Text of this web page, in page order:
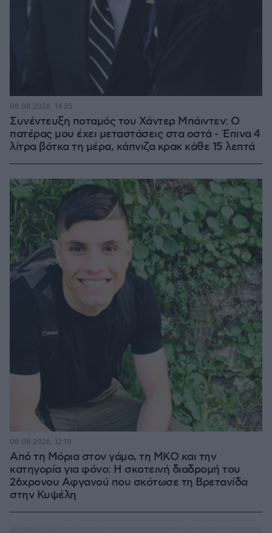
Συνέντευξη ποταμός του Χάντερ Μπάιντεν: Ο
πατέρας μου έχει μεταστάσεις στα οστά - Έπινα 4
λίτρα βότκα τη μέρα, κάπνιζα κρακ κάθε 15 λεπτά
08.08.2026, 14:25
Από τη Μόρια στον γάμο, τη ΜΚΟ και την
κατηγορία για φόνο: Η σκοτεινή διαδρομή του
26χρονου Αφγανού που σκότωσε τη Βρετανίδα
στην Κυψέλη
08.08.2026, 12:18